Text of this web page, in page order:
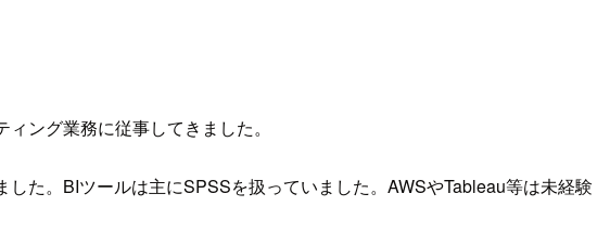
ング業務に従事してきました。
た。BIツールは主にSPSSを扱っていました。AWSやTableau等は未経験